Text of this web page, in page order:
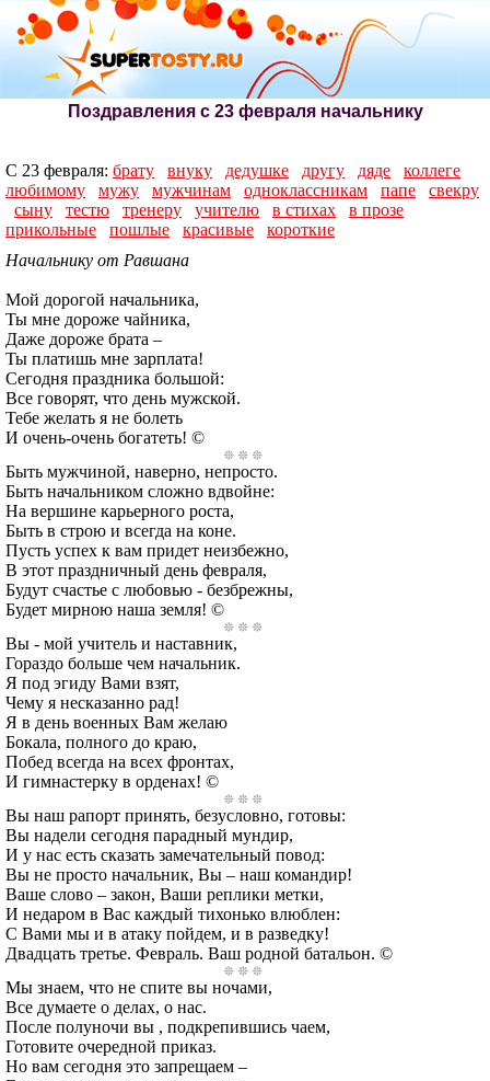
Поздравления с 23 февраля начальнику
С 23 февраля: брату внуку дедушке другу дяде
коллеге
любимому
мужу мужчинам одноклассникам папе
свекру
сыну
тестю тренеру учителю в стихах
в прозе
прикольные
пошлые красивые
короткие
Начальнику от Равшана
Мой дорогой начальника,
Ты мне дороже чайника,
Даже дороже брата –
Ты платишь мне зарплата!
Сегодня праздника большой:
Все говорят, что день мужской.
Тебе желать я не болеть
И очень-очень богатеть! ©
Быть мужчиной, наверно, непросто.
Быть начальником сложно вдвойне:
На вершине карьерного роста,
Быть в строю и всегда на коне.
Пусть успех к вам придет неизбежно,
В этот праздничный день февраля,
Будут счастье с любовью - безбрежны,
Будет мирною наша земля! ©
Вы - мой учитель и наставник,
Гораздо больше чем начальник.
Я под эгиду Вами взят,
Чему я несказанно рад!
Я в день военных Вам желаю
Бокала, полного до краю,
Побед всегда на всех фронтах,
И гимнастерку в орденах! ©
Вы наш рапорт принять, безусловно, готовы:
Вы надели сегодня парадный мундир,
И у нас есть сказать замечательный повод:
Вы не просто начальник, Вы – наш командир!
Ваше слово – закон, Ваши реплики метки,
И недаром в Вас каждый тихонько влюблен:
С Вами мы и в атаку пойдем, и в разведку!
Двадцать третье. Февраль. Ваш родной батальон. ©
Мы знаем, что не спите вы ночами,
Все думаете о делах, о нас.
После полуночи вы , подкрепившись чаем,
Готовите очередной приказ.
Но вам сегодня это запрещаем –